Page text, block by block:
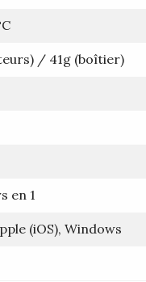
/ 41g (boîtier)
en 1
(iOS), Windows